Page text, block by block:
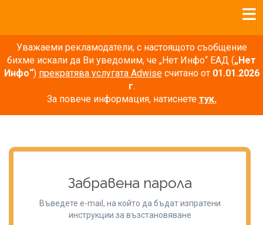
Уважаеми рекламодатели, с настоящото съобщение
бихме искали да Ви уведомим, че „Нет Инфо“ ЕАД („Нет
Инфо“) прекратява услугата Adwiseсчитано от 01.01.2026
г.
За повече информация, натиснете тук.
Забравена парола
Въведете e-mail, на който да бъдат изпратени
инструкции за възстановяване